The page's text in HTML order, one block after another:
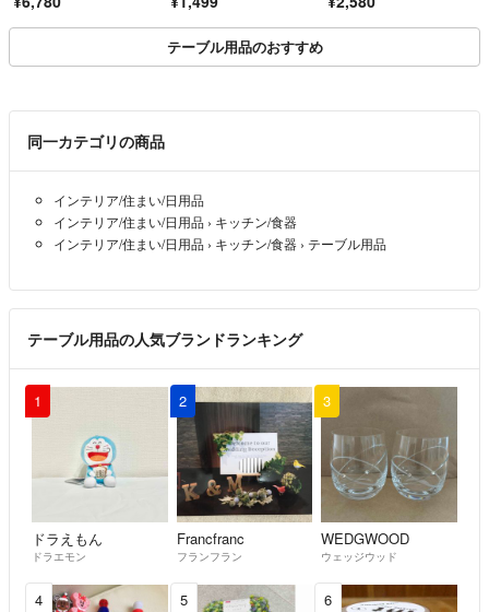
ルクロス テーブル用
テーブル用品のおすすめ
同一カテゴリの商品
インテリア/住まい/日用品
インテリア/住まい/日用品 › キッチン/食器
インテリア/住まい/日用品 › キッチン/食器 › テーブル用品
テーブル用品の人気ブランドランキング
1
ドラえもん
ドラエモン
2
Francfranc
フランフラン
3
WEDGWOOD
ウェッジウッド
4 5 6